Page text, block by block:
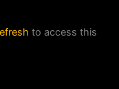
to access this